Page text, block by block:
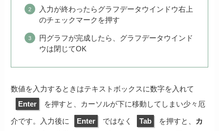
入力が終わったらグラフデータウインドウ右上
のチェックマークを押す
円グラフが完成したら、グラフデータウインド
ウは閉じてOK
数値を入力するときはテキストボックスに数字を入れて
Enter
を押すと、カーソルが下に移動してしまい少々厄
介です。入力後に Enter ではなく Tab を押すと、 カ